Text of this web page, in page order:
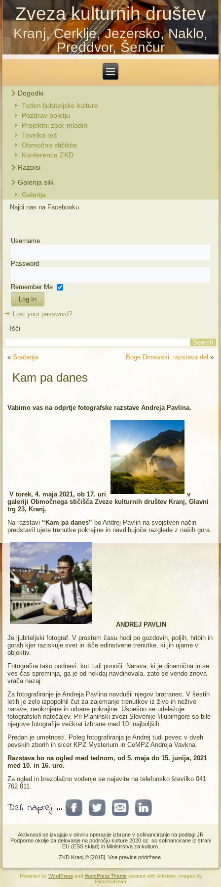
Zveza kulturnih društev
Kranj, Cerklje, Jezersko, Naklo,
Preddvor, Šenčur
Dogodki
Teden ljubiteljske kulture
Pozdrav poletju
Projektni zbor mladih
Tavelka reč
Območno stičišče
Konferenca ZKD
Razpisi
Galerija slik
Galerija
Najdi nas na Facebooku
Username
Password
Remember Me
Lost your password?
Išči
«Srečanja Boge Dimovski, razstava del »
Kam pa danes
Vabimo vas na odprtje fotografske razstave Andreja Pavlina.
V torek, 4. maja 2021, ob 17. uri
v
galeriji Območnega stičiščaZveze kulturnih društev Kranj, Glavni
trg 23, Kranj.
Na razstavi “Kam pa danes” bo Andrej Pavlin na svojstven način
predstavil ujete trenutke pokrajine in navdihujoče razglede z naših gora.
ANDREJ PAVLIN
Je ljubiteljski fotograf. V prostem času hodi po gozdovih, poljih, hribih in
gorah kjer raziskuje svet in išče edinstvene trenutke, ki jih ujame v
objektiv.
Fotografira tako podnevi, kot tudi ponoči. Narava, ki je dinamična in se
ves čas spreminja, ga je od nekdaj navdihovala, zato se vendo znova
vrača nazaj.
Za fotografiranje je Andreja Pavlina navdušil njegov bratranec. V šestih
letih je zelo izpopolnil čut za zajemanje trenutkov iz žive in nežive
narave, neokrnjene in urbane pokrajine. Uspešno se udeležuje
fotografskih natečajev. Pri Planinski zvezi Slovenije #ljubimgore so bile
njegove fotografije večkrat izbrane med 10. najboljših.
Predan je umetnosti. Poleg fotografiranja je Andrej tudi pevec v dveh
pevskih zborih in sicer KPZ Mysterium in CeMPZ Andreja Vavkna.
Razstava bo na ogled med tednom, od 5. maja do 15. junija, 2021
med 10. in 16. uro.
Za ogled in brezplačno vodenje se najavite na telefonsko številko 041
762 811.
Deli naprej ...
Aktivnosti se izvajajo v okviru operacije izbrane v sofinanciranje na podlagi JR
Podporno okolje za delovanje na področju kulture 2020 oz. so sofinancirane iz strani
EU (ESS sklad) in Ministrstva za kulturo.
ZKD Kranj © [2015]. Vse pravice pridržane.
Powered by WordPressand WordPress Theme created with Artisteer. Images by
Flickr/midiman